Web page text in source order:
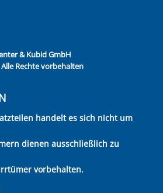
& Kubid GmbH
Rechte vorbehalten
handelt es sich nicht um
dienen ausschließlich zu
vorbehalten.